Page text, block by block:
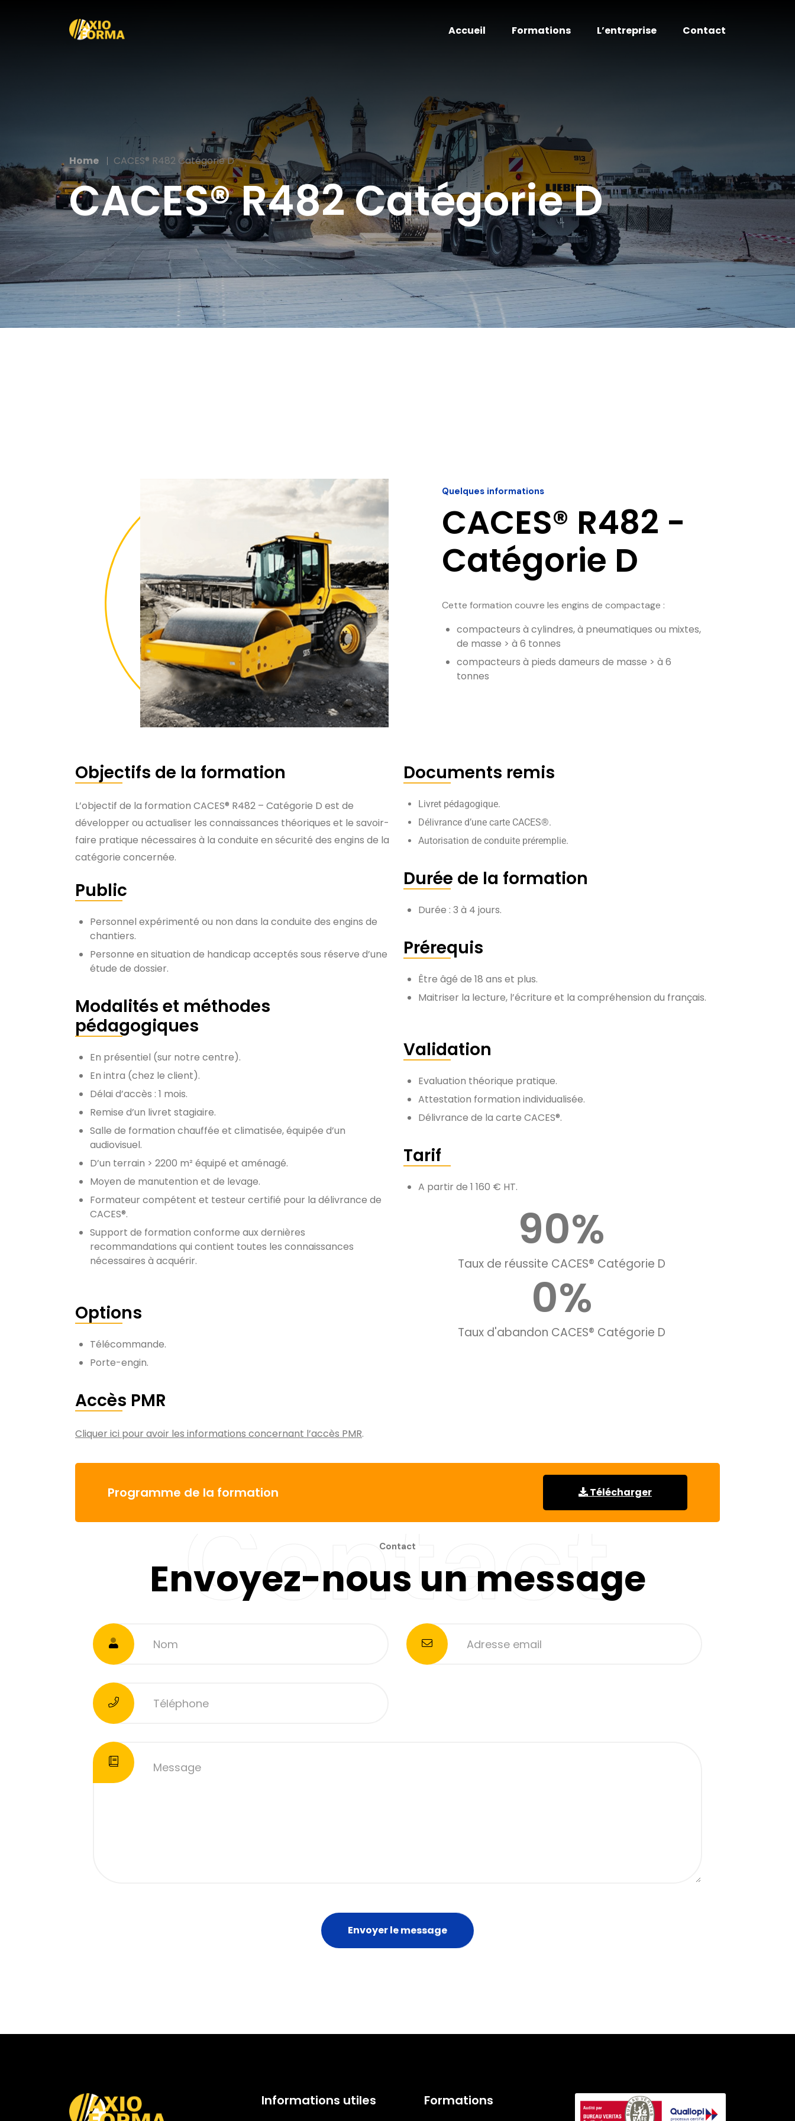
Accueil Formations L’entreprise Contact
Home CACES® R482 Catégorie D
CACES® R482 Catégorie D
Quelques informations
CACES® R482 -
Catégorie D
Cette formation couvre les engins de compactage :
compacteurs à cylindres, à pneumatiques ou mixtes,
de masse > à 6 tonnes
compacteurs à pieds dameurs de masse > à 6
tonnes
Objectifs de la formation
L’objectif de la formation CACES® R482 – Catégorie D est de
développer ou actualiser les connaissances théoriques et le savoir-
faire pratique nécessaires à la conduite en sécurité des engins de la
catégorie concernée.
Public
Personnel expérimenté ou non dans la conduite des engins de
chantiers.
Personne en situation de handicap acceptés sous réserve d’une
étude de dossier.
Modalités et méthodes
pédagogiques
En présentiel (sur notre centre).
En intra (chez le client).
Délai d’accès : 1 mois.
Remise d’un livret stagiaire.
Salle de formation chauffée et climatisée, équipée d’un
audiovisuel.
D’un terrain > 2200 m² équipé et aménagé.
Moyen de manutention et de levage.
Formateur compétent et testeur certifié pour la délivrance de
CACES®.
Support de formation conforme aux dernières
recommandations qui contient toutes les connaissances
nécessaires à acquérir.
Options
Télécommande.
Porte-engin.
Accès PMR
Cliquer ici pour avoir les informations concernant l’accès PMR.
Documents remis
Livret pédagogique.
Délivrance d’une carte CACES®.
Autorisation de conduite préremplie.
Durée de la formation
Durée : 3 à 4 jours.
Prérequis
Être âgé de 18 ans et plus.
Maitriser la lecture, l’écriture et la compréhension du français.
Validation
Evaluation théorique pratique.
Attestation formation individualisée.
Délivrance de la carte CACES®.
Tarif
A partir de 1 160 € HT.
Taux de réussite CACES® Catégorie D
90%
Taux d'abandon CACES® Catégorie D
0%
Programme de la formation Télécharger
Contact
Envoyez-nous un message
Contact
Informations utiles Formations